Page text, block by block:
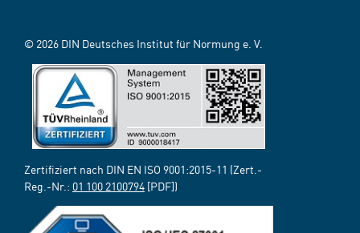
© 2026 DIN Deutsches Institut für Normung e. V.
Zertifiziert nach DIN EN ISO 9001:2015-11 (Zert.-
Reg.-Nr.: 01 100 2100794 [PDF])